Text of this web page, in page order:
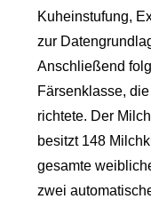
Kuheinstufung,
zur
Anschließend
Färsenklasse,
richtete. Der
besitzt 148
gesamte
zwei